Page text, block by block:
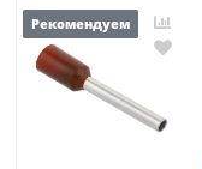
Рекомендуем